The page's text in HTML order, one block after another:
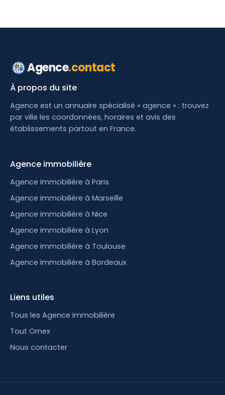
Agence.contact
À propos du site
Agence est un annuaire spécialisé « agence » : trouvez
par ville les coordonnées, horaires et avis des
établissements partout en France.
Agence immobilière
Agence immobilière à Paris
Agence immobilière à Marseille
Agence immobilière à Nice
Agence immobilière à Lyon
Agence immobilière à Toulouse
Agence immobilière à Bordeaux
Liens utiles
Tous les Agence immobilière
Tout Ornex
Nous contacter